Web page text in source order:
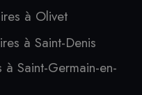
à Olivet
à Saint-Denis
à Saint-Germain-en-